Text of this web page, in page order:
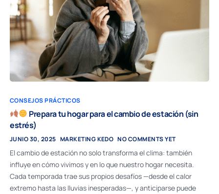
CONSEJOS PRÁCTICOS
Prepara tu hogar para el cambio de estación (sin
estrés)
JUNIO 30, 2025 MARKETING KEDO NO COMMENTS YET
El cambio de estación no solo transforma el clima: también
influye en cómo vivimos y en lo que nuestro hogar necesita.
Cada temporada trae sus propios desafíos —desde el calor
extremo hasta las lluvias inesperadas—, y anticiparse puede